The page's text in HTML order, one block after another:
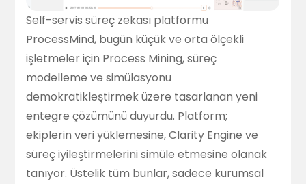
Self-servis süreç zekası platformu
ProcessMind, bugün küçük ve orta ölçekli
işletmeler için Process Mining, süreç
modelleme ve simülasyonu
demokratikleştirmek üzere tasarlanan yeni
entegre çözümünü duyurdu. Platform;
ekiplerin veri yüklemesine,Clarity Engine ve
süreç iyileştirmelerini simüle etmesine olanak
tanıyor. Üstelik tüm bunlar, sadece kurumsal